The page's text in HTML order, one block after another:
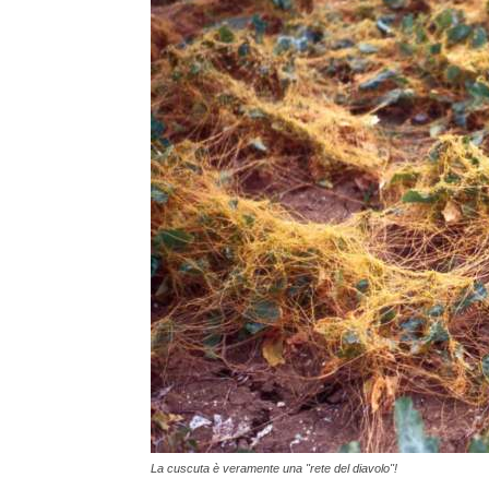
La cuscuta è veramente una "rete del diavolo"!